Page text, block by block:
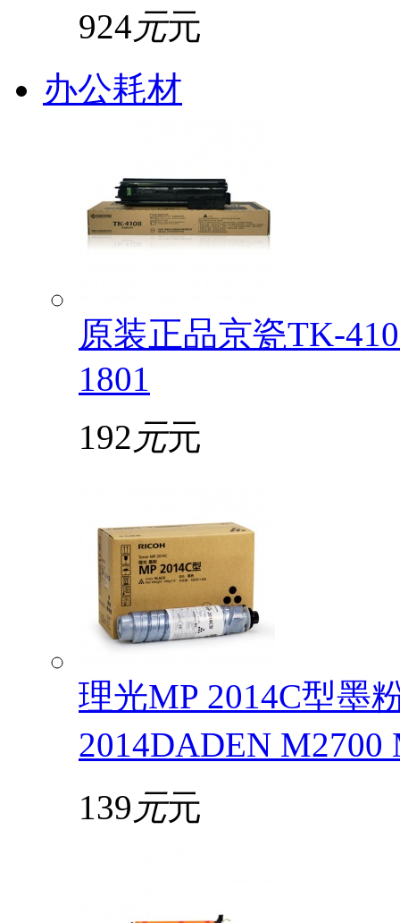
924元元
办公耗材
原装正品京瓷TK-
1801
192 元元
理光MP 2014C型墨
2014DADEN
139 元元